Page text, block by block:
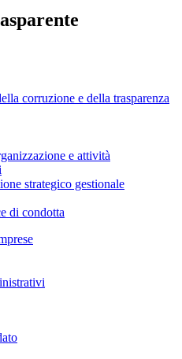
corruzione e della trasparenza
e attività
strategico gestionale
di condotta